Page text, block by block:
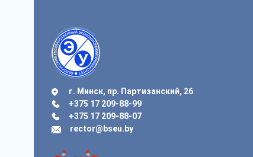
г. Минск, пр. Партизанский, 26
+375 17 209-88-99
+375 17 209-88-07
rector@bseu.by